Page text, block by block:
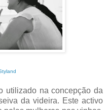
utilizado na concepção da
da videira. Este activo